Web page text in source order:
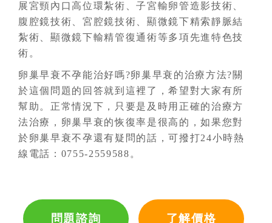
展宮頸內口高位環紮術、子宮輸卵管造影技術、
腹腔鏡技術、宮腔鏡技術、顯微鏡下精索靜脈結
紮術、顯微鏡下輸精管復通術等多項先進特色技
術。
卵巢早衰不孕能治好嗎?卵巢早衰的治療方法?關
於這個問題的回答就到這裡了，希望對大家有所
幫助。正常情況下，只要是及時用正確的治療方
法治療，卵巢早衰的恢復率是很高的，如果您對
於卵巢早衰不孕還有疑問的話，可撥打24小時熱
線電話：0755-2559588。
問題諮詢 了解價格